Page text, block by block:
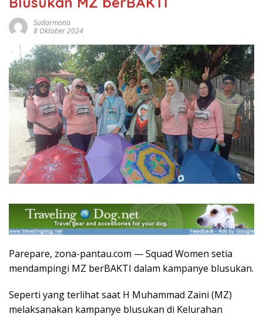
Sudarmono
8 Oktober 2024
Parepare, zona-pantau.com — Squad Women setia
mendampingi MZ berBAKTI dalam kampanye blusukan.
Seperti yang terlihat saat H Muhammad Zaini (MZ)
melaksanakan kampanye blusukan di Kelurahan